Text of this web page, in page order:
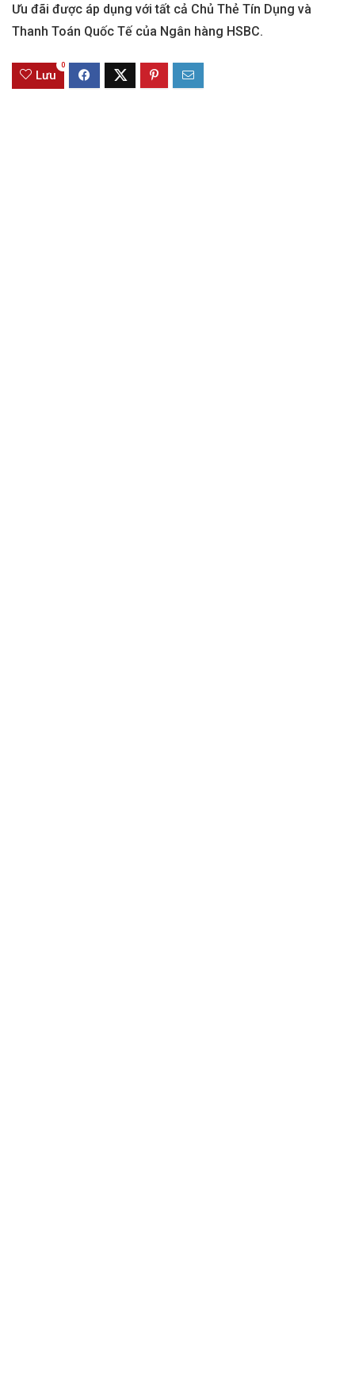
Ưu đãi được áp dụng với tất cả Chủ Thẻ Tín Dụng và
Thanh Toán Quốc Tế của Ngân hàng HSBC.
Lưu
0